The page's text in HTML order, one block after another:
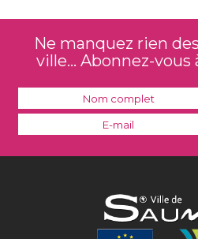
Ne manquez rien
ville... Abonnez-